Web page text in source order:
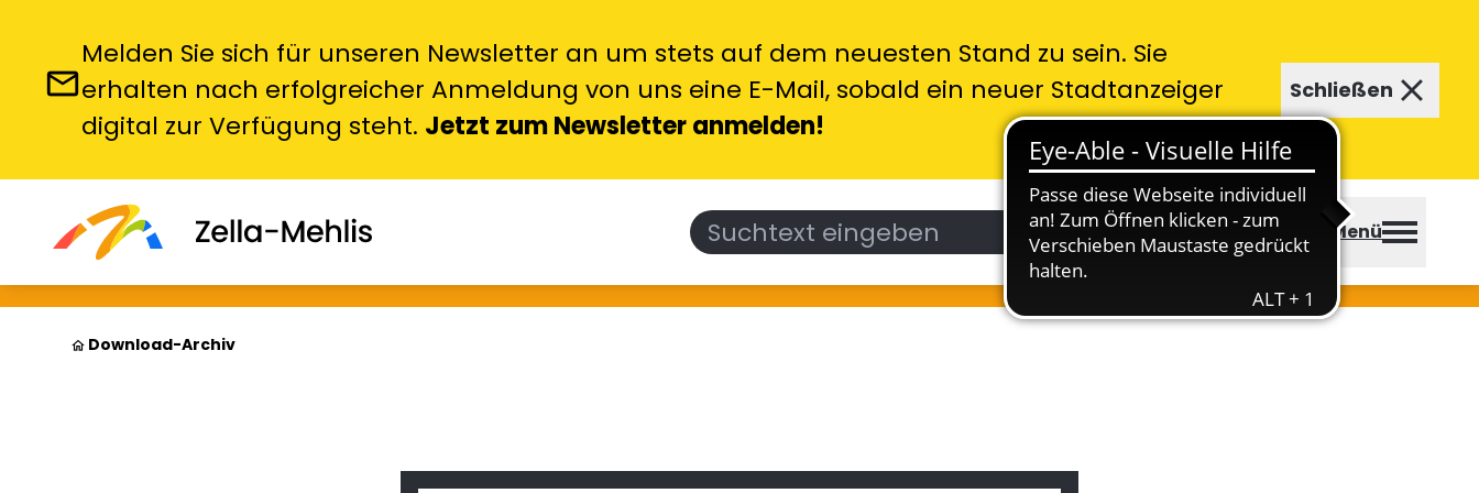
email
Melden Sie sich für unseren Newsletter an um stets auf dem neuesten Stand zu sein. Sie
erhalten nach erfolgreicher Anmeldung von uns eine E-Mail, sobald ein neuer Stadtanzeiger
digital zur Verfügung steht. Jetzt zum Newsletter anmelden!
Schließen close
search Menü
Download-Archiv
home Download-Archiv